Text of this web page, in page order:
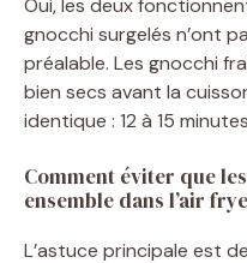
Oui, les deux
gnocchi surgelés n’ont
préalable. Les gnocchi
bien secs avant la
identique : 12 à 15
Comment éviter que
ensemble dans l’air
L’astuce principale est